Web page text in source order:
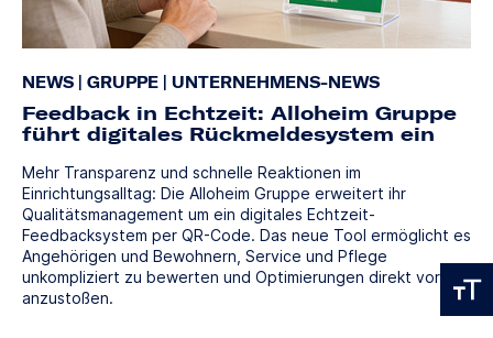
NEWS GRUPPE UNTERNEHMENS-NEWS
Feedback in Echtzeit: Alloheim Gruppe
führt digitales Rückmeldesystem ein
Mehr Transparenz und schnelle Reaktionen im
Einrichtungsalltag: Die Alloheim Gruppe erweitert ihr
Qualitätsmanagement um ein digitales Echtzeit-
Feedbacksystem per QR-Code. Das neue Tool ermöglicht es
Angehörigen und Bewohnern, Service und Pflege
unkompliziert zu bewerten und Optimierungen direkt vor Ort
anzustoßen.